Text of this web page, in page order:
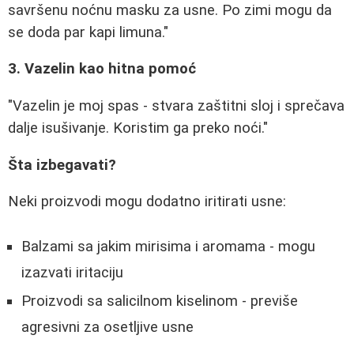
savršenu noćnu masku za usne. Po zimi mogu da
se doda par kapi limuna."
3. Vazelin kao hitna pomoć
"Vazelin je moj spas - stvara zaštitni sloj i sprečava
dalje isušivanje. Koristim ga preko noći."
Šta izbegavati?
Neki proizvodi mogu dodatno iritirati usne:
Balzami sa jakim mirisima i aromama - mogu
izazvati iritaciju
Proizvodi sa salicilnom kiselinom - previše
agresivni za osetljive usne